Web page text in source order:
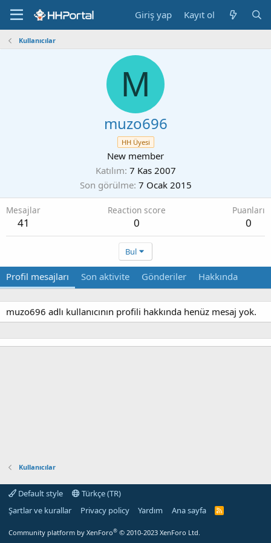
Giriş yap Kayıt ol
Kullanıcılar
M
muzo696
HH Üyesi
New member
Katılım 7 Kas 2007
Son görülme 7 Ocak 2015
Mesajlar
41
Reaction score
0
Puanları
0
Bul
Profil mesajları Son aktivite Gönderiler Hakkında
muzo696 adlı kullanıcının profili hakkında henüz mesaj yok.
Kullanıcılar
Default style
Türkçe (TR)
Şartlar ve kurallar
Privacy policy Yardım Ana sayfa
R
Community platform by XenForo® © 2010-2023 XenForo Ltd.